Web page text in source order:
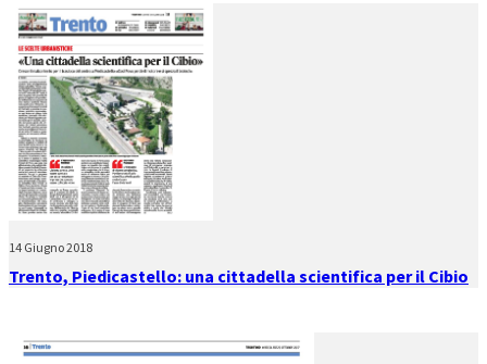
14 Giugno 2018
Trento, Piedicastello: una cittadella scientifica per il Cibio